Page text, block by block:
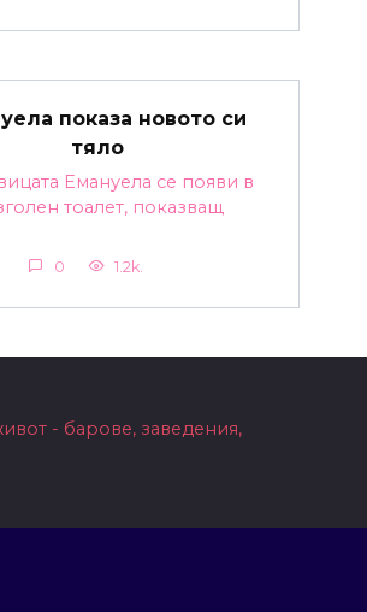
показа новото си
тяло
Емануела се появи в
тоалет, показващ
0 1.2k.
- барове, заведения,